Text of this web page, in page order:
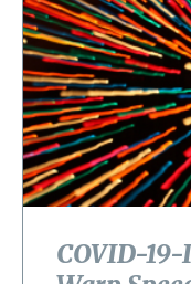
COVID-